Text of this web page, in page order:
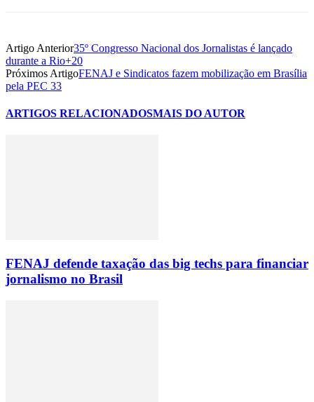
Artigo Anterior35º Congresso Nacional dos Jornalistas é lançado
durante a Rio+20
Próximos ArtigoFENAJ e Sindicatos fazem mobilização em Brasília
pela PEC 33
ARTIGOS RELACIONADOSMAIS DO AUTOR
FENAJ defende taxação das big techs para financiar
jornalismo no Brasil